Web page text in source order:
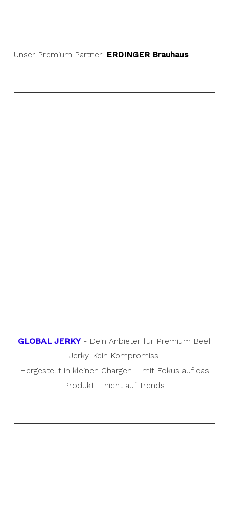
Unser Premium Partner: ERDINGER Brauhaus
GLOBAL JERKY- Dein Anbieter für Premium Beef
Jerky. Kein Kompromiss.
Hergestellt in kleinen Chargen – mit Fokus auf das
Produkt – nicht auf Trends